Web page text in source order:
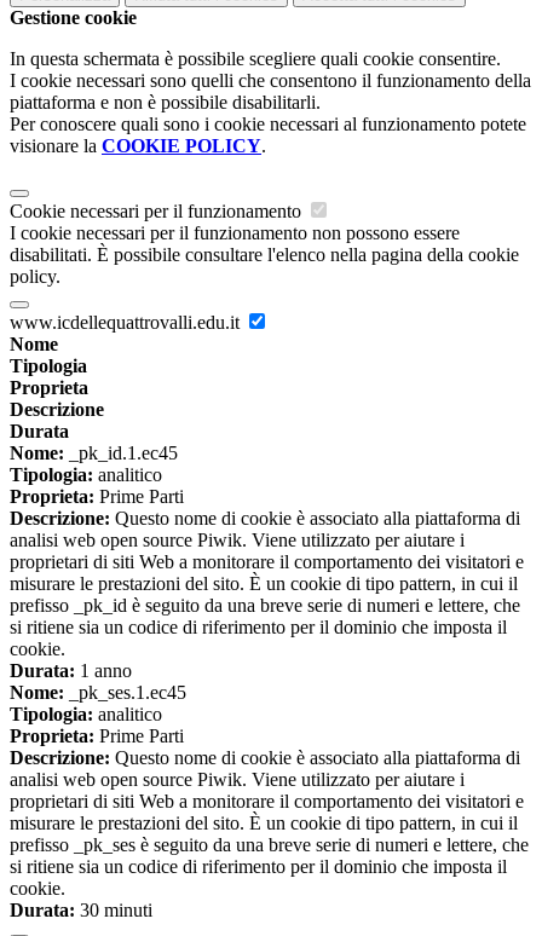
Gestione cookie
In questa schermata è possibile scegliere quali cookie consentire.
I cookie necessari sono quelli che consentono il funzionamento della
piattaforma e non è possibile disabilitarli.
Per conoscere quali sono i cookie necessari al funzionamento potete
visionare la COOKIE POLICY.
Cookie necessari per il funzionamento
I cookie necessari per il funzionamento non possono essere
disabilitati. È possibile consultare l'elenco nella pagina della cookie
policy.
www.icdellequattrovalli.edu.it
Nome
Tipologia
Proprieta
Descrizione
Durata
Nome: _pk_id.1.ec45
Tipologia: analitico
Proprieta: Prime Parti
Descrizione: Questo nome di cookie è associato alla piattaforma di
analisi web open source Piwik. Viene utilizzato per aiutare i
proprietari di siti Web a monitorare il comportamento dei visitatori e
misurare le prestazioni del sito. È un cookie di tipo pattern, in cui il
prefisso _pk_id è seguito da una breve serie di numeri e lettere, che
si ritiene sia un codice di riferimento per il dominio che imposta il
cookie.
Durata: 1 anno
Nome: _pk_ses.1.ec45
Tipologia: analitico
Proprieta: Prime Parti
Descrizione: Questo nome di cookie è associato alla piattaforma di
analisi web open source Piwik. Viene utilizzato per aiutare i
proprietari di siti Web a monitorare il comportamento dei visitatori e
misurare le prestazioni del sito. È un cookie di tipo pattern, in cui il
prefisso _pk_ses è seguito da una breve serie di numeri e lettere, che
si ritiene sia un codice di riferimento per il dominio che imposta il
cookie.
Durata: 30 minuti